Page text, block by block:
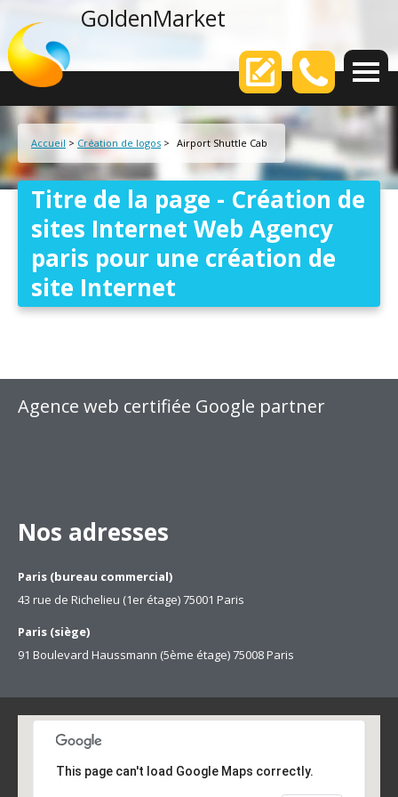
GoldenMarket
Votre
Accueil > Création de logos > Airport Shuttle Cab
Titre de la page - Création de
sites Internet Web Agency
paris pour une création de
site Internet
Agence web certifiée Google partner
Nos adresses
Paris (bureau commercial)
43 rue de Richelieu (1er étage) 75001 Paris
Paris (siège)
91 Boulevard Haussmann (5ème étage) 75008 Paris
This page can't load Google Maps correctly.